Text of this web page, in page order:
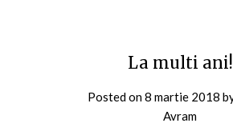
La multi ani!
Posted on8 martie 2018
Avram